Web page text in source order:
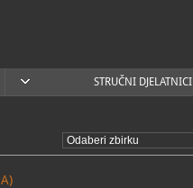
STRUČNI DJELATNICI